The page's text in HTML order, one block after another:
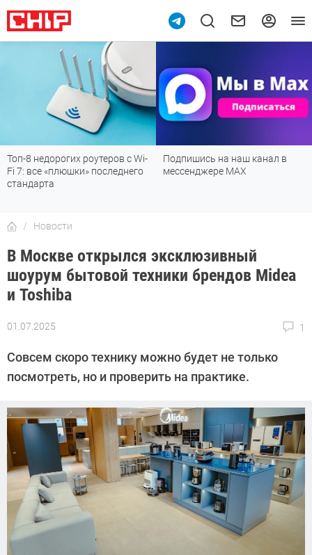
Топ-8 недорогих роутеров с Wi-
Fi 7: все «плюшки» последнего
стандарта
Подпишись на наш канал в
мессенджере МАХ
Новости
В Москве открылся эксклюзивный
шоурум бытовой техники брендов Midea
и Toshiba
01.07.2025 1
Автор:
Совсем скоро технику можно будет не только
посмотреть, но и проверить на практике.